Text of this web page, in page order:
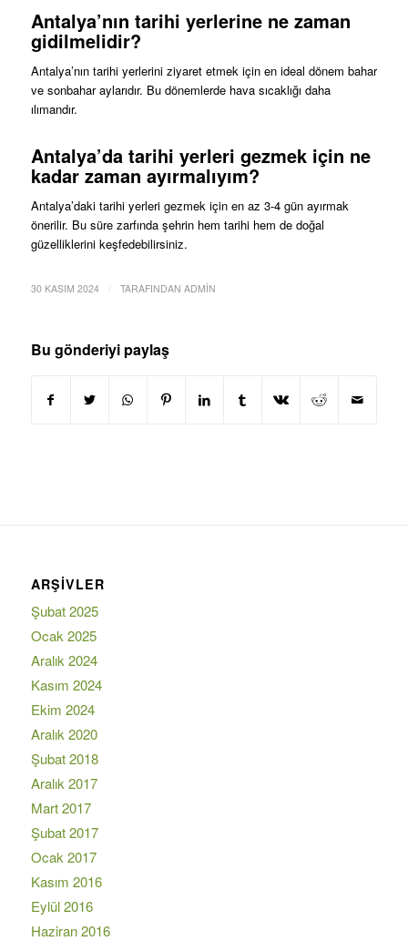
Antalya’nın tarihi yerlerine ne zaman
gidilmelidir?
Antalya’nın tarihi yerlerini ziyaret etmek için en ideal dönem bahar
ve sonbahar aylarıdır. Bu dönemlerde hava sıcaklığı daha
ılımandır.
Antalya’da tarihi yerleri gezmek için ne
kadar zaman ayırmalıyım?
Antalya’daki tarihi yerleri gezmek için en az 3-4 gün ayırmak
önerilir. Bu süre zarfında şehrin hem tarihi hem de doğal
güzelliklerini keşfedebilirsiniz.
30 KASIM 2024 TARAFINDAN ADMIN
Bu gönderiyi paylaş
ARŞIVLER
Şubat 2025
Ocak 2025
Aralık 2024
Kasım 2024
Ekim 2024
Aralık 2020
Şubat 2018
Aralık 2017
Mart 2017
Şubat 2017
Ocak 2017
Kasım 2016
Eylül 2016
Haziran 2016